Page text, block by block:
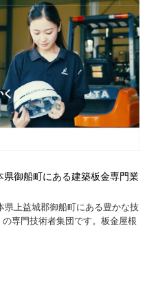
御船町にある建築板金専門業
県上益城郡御船町にある豊かな技
専門技術者集団です。板金屋根